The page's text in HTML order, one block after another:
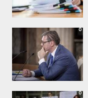
0
0